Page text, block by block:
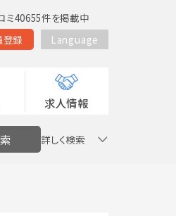
ミ40655件を掲載中
登録 Language
求人情報
詳しく検索